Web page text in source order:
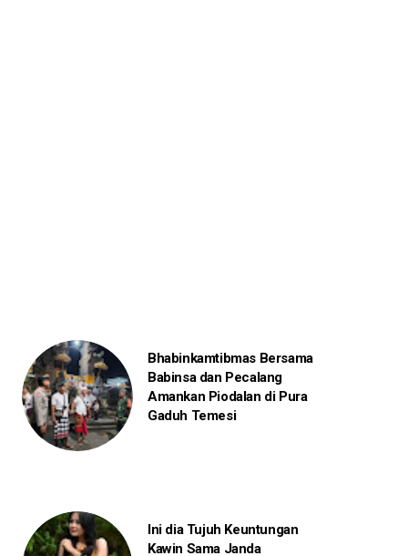
Bhabinkamtibmas Bersama
Babinsa dan Pecalang
Amankan Piodalan di Pura
Gaduh Temesi
Ini dia Tujuh Keuntungan
Kawin Sama Janda